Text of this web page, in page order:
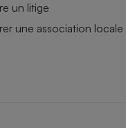
un litige
une association locale